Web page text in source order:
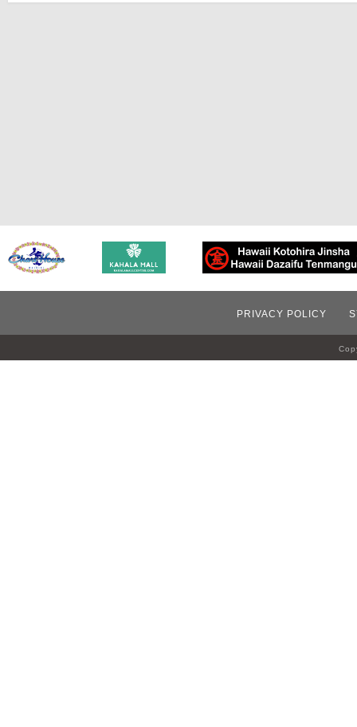
PRIVACY POLICY